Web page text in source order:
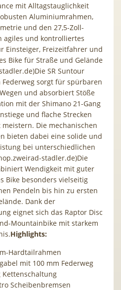
mit Alltagstauglichkeit
Aluminiumrahmen,
und den 27,5-Zoll-
agiles und kontrolliertes
Einsteiger, Freizeitfahrer und
Bike für Straße und Gelände
SR Suntour
sorgt für spürbaren
und absorbiert Stöße
mit der Shimano 21-Gang
und flache Strecken
Die mechanischen
bieten dabei eine solide und
bei unterschiedlichen
stadler.de)Die
Wendigkeit mit guter
Bike besonders vielseitig
Pendeln bis hin zu ersten
Dank der
eignet sich das Raptor Disc
Mountainbike mit starkem
Highlights:
Hardtailrahmen
mit 100 mm Federweg
Kettenschaltung
Scheibenbremsen